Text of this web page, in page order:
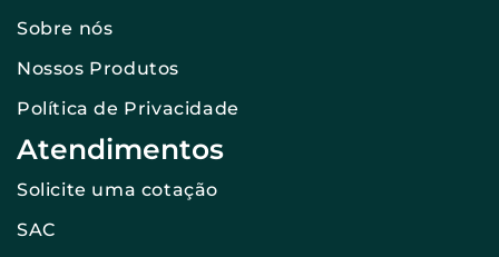
Sobre nós
Nossos Produtos
Política de Privacidade
Atendimentos
Solicite uma cotação
SAC